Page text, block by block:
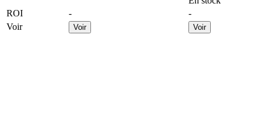
ROI
-
-
Voir
Voir Voir